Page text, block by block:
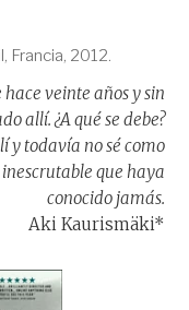
Francia, 2012.
veinte años y sin
allí. ¿A qué se debe?
y todavía no sé como
inescrutable que haya
conocido jamás.
Aki Kaurismäki*